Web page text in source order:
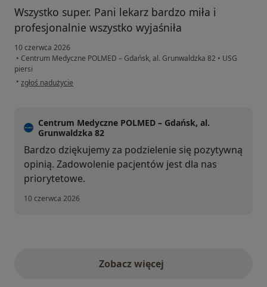
Wszystko super. Pani lekarz bardzo miła i
profesjonalnie wszystko wyjaśniła
10 czerwca 2026
• Centrum Medyczne POLMED – Gdańsk, al. Grunwaldzka 82 • USG
piersi
• w opinii użytkownika NATALIA
zgłoś nadużycie
Centrum Medyczne POLMED – Gdańsk, al.
Grunwaldzka 82
Bardzo dziękujemy za podzielenie się pozytywną
opinią. Zadowolenie pacjentów jest dla nas
priorytetowe.
10 czerwca 2026
Zobacz więcejopinie powyżej